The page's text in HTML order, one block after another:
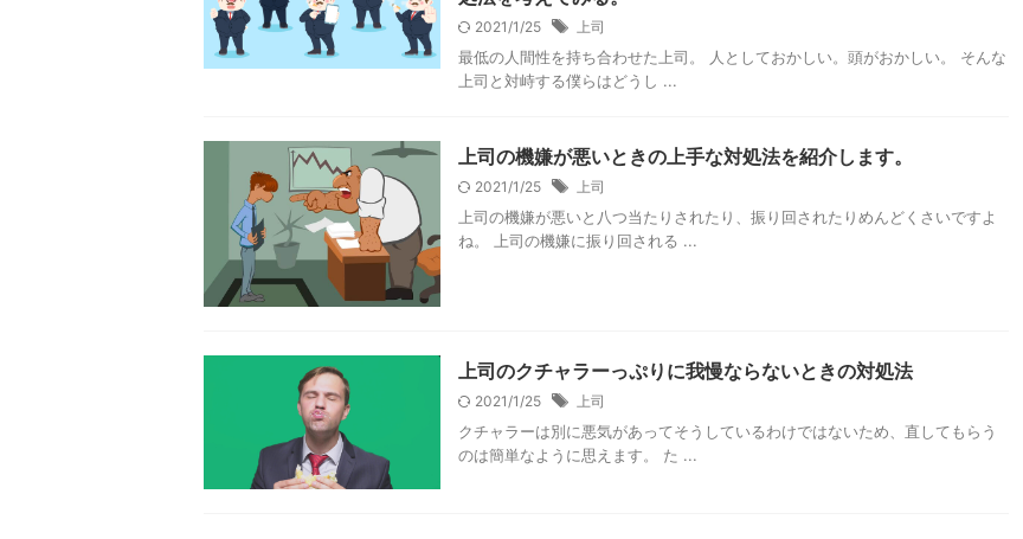
2021/1/25 上司
最低の人間性を持ち合わせた上司。 人としておかしい。頭がおかしい。 そんな
上司と対峙する僕らはどうし ...
上司の機嫌が悪いときの上手な対処法を紹介します。
2021/1/25 上司
上司の機嫌が悪いと八つ当たりされたり、振り回されたりめんどくさいですよ
ね。 上司の機嫌に振り回される ...
上司のクチャラーっぷりに我慢ならないときの対処法
2021/1/25 上司
クチャラーは別に悪気があってそうしているわけではないため、直してもらう
のは簡単なように思えます。 た ...